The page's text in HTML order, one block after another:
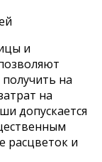
и
на
на
допускается
расцветок и